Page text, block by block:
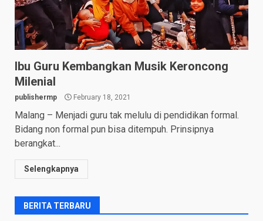
Ibu Guru Kembangkan Musik Keroncong
Milenial
publishermp February 18, 2021
Malang – Menjadi guru tak melulu di pendidikan formal.
Bidang non formal pun bisa ditempuh. Prinsipnya
berangkat...
Selengkapnya
BERITA TERBARU